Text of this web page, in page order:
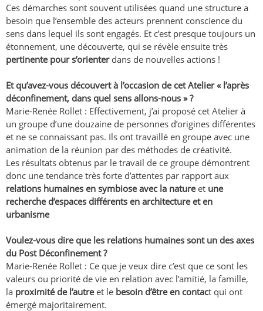
Ces démarches sont souvent utilisées quand une structure a
besoin que l’ensemble des acteurs prennent conscience du
sens dans lequel ils sont engagés. Et c’est presque toujours un
étonnement, une découverte, qui se révèle ensuite très
pertinente pour s’orienterdans de nouvelles actions !
Et qu’avez-vous découvert à l’occasion de cet Atelier « l’après
déconfinement, dans quel sens allons-nous » ?
Marie-Renée Rollet : Effectivement, j’ai proposé cet Atelier à
un groupe d’une douzaine de personnes d’origines différentes
et ne se connaissant pas. Ils ont travaillé en groupe avec une
animation de la réunion par des méthodes de créativité.
Les résultats obtenus par le travail de ce groupe démontrent
donc une tendance très forte d’attentes par rapport aux
relations humaines en symbiose avec la natureet une
recherche d’espaces différents en architecture et en
urbanisme
Voulez-vous dire que les relations humaines sont un des axes
du Post Déconfinement ?
Marie-Renée Rollet : Ce que je veux dire c’est que ce sont les
valeurs ou priorité de vie en relation avec l’amitié, la famille,
la proximité de l’autreet le besoin d’être en contact qui ont
émergé majoritairement.